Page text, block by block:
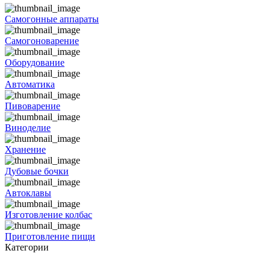
Самогонные аппараты
Самогоноварение
Оборудование
Автоматика
Пивоварение
Виноделие
Хранение
Дубовые бочки
Автоклавы
Изготовление колбас
Приготовление пищи
Категории